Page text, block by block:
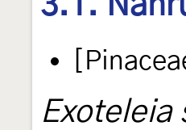
Exoteleia